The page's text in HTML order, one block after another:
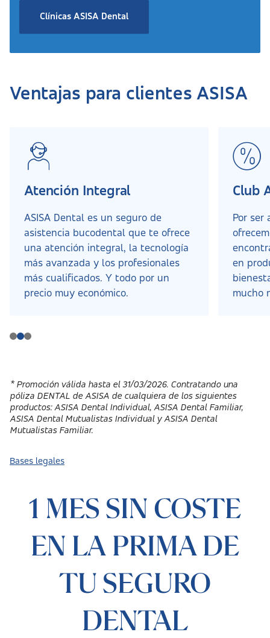
Clínicas ASISA Dental
Ventajas para clientes ASISA
Atención Integral
ASISA Dental es un seguro de
asistencia bucodental que te ofrece
una atención integral, la tecnología
más avanzada y los profesionales
más cualificados. Y todo por un
precio muy económico.
Club
Por ser
en
mucho
* Promoción válida hasta el 31/03/2026. Contratando una
póliza DENTAL de ASISA de cualquiera de los siguientes
productos: ASISA Dental Individual, ASISA Dental Familiar,
ASISA Dental Mutualistas Individual y ASISA Dental
Mutualistas Familiar.
Bases legales
1 MES SIN COSTE
EN LA PRIMA DE
TU SEGURO
DENTAL